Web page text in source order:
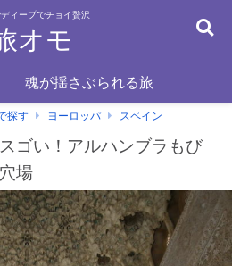
ィープでチョイ贅沢
オモ
魂が揺さぶられる旅
探す ヨーロッパ スペイン
ゴい！アルハンブラもび
場